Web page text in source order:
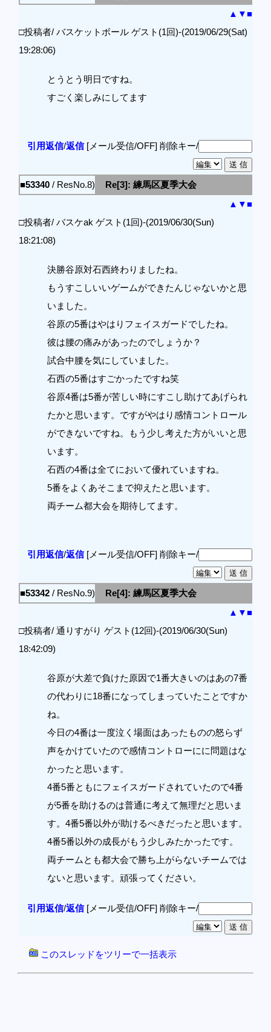
▲ ▼■
□投稿者/ バスケットボール ゲスト(1回)-(2019/06/29(Sat)
19:28:06)
とうとう明日ですね。
すごく楽しみにしてます
引用返信/返信[メール受信/OFF] 削除キー/
■53340 / ResNo.8)
Re[3]: 練馬区夏季大会
▲ ▼■
□投稿者/ バスケak ゲスト(1回)-(2019/06/30(Sun)
18:21:08)
決勝谷原対石西終わりましたね。
もうすこしいいゲームができたんじゃないかと思
いました。
谷原の5番はやはりフェイスガードでしたね。
彼は腰の痛みがあったのでしょうか？
試合中腰を気にしていました。
石西の5番はすごかったですね笑
谷原4番は5番が苦しい時にすこし助けてあげられ
たかと思います。ですがやはり感情コントロール
ができないですね。もう少し考えた方がいいと思
います。
石西の4番は全てにおいて優れていますね。
5番をよくあそこまで抑えたと思います。
両チーム都大会を期待してます。
引用返信/返信[メール受信/OFF] 削除キー/
■53342 / ResNo.9)
Re[4]: 練馬区夏季大会
▲ ▼■
□投稿者/ 通りすがり ゲスト(12回)-(2019/06/30(Sun)
18:42:09)
谷原が大差で負けた原因で1番大きいのはあの7番
の代わりに18番になってしまっていたことですか
ね。
今日の4番は一度泣く場面はあったものの怒らず
声をかけていたので感情コントローにに問題はな
かったと思います。
4番5番ともにフェイスガードされていたので4番
が5番を助けるのは普通に考えて無理だと思いま
す。4番5番以外が助けるべきだったと思います。
4番5番以外の成長がもう少しみたかったです。
両チームとも都大会で勝ち上がらないチームでは
ないと思います。頑張ってください。
引用返信/返信[メール受信/OFF] 削除キー/
このスレッドをツリーで一括表示